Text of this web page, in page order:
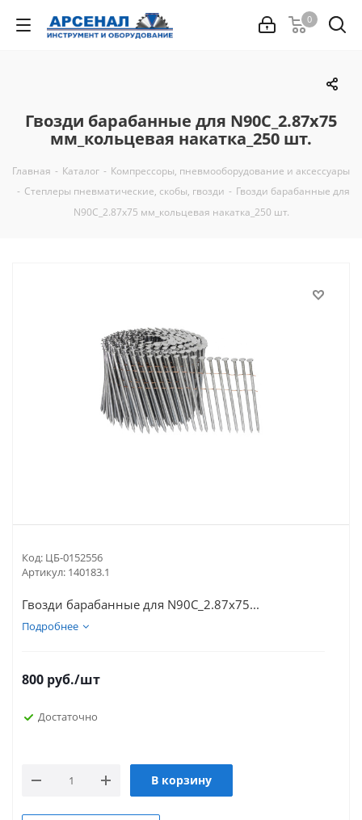
0
Гвозди барабанные для N90C_2.87x75
мм_кольцевая накатка_250 шт.
Главная - Каталог - Компрессоры, пневмооборудование и аксессуары
- Степлеры пневматические, скобы, гвозди - Гвозди барабанные для
N90C_2.87x75 мм_кольцевая накатка_250 шт.
Код: ЦБ-0152556
Артикул: 140183.1
Гвозди барабанные для N90C_2.87x75...
Подробнее
800 руб./шт
Достаточно
В корзину